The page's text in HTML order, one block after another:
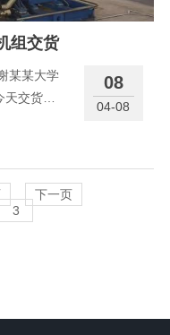
组交货
某某大学
交货玉
于军用、
08
04-08
下一页
3